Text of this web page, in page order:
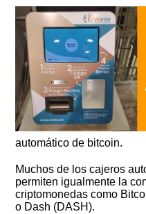
automático de bitcoin.
Muchos de los cajeros
permiten igualmente la
criptomonedas como
o Dash (DASH).